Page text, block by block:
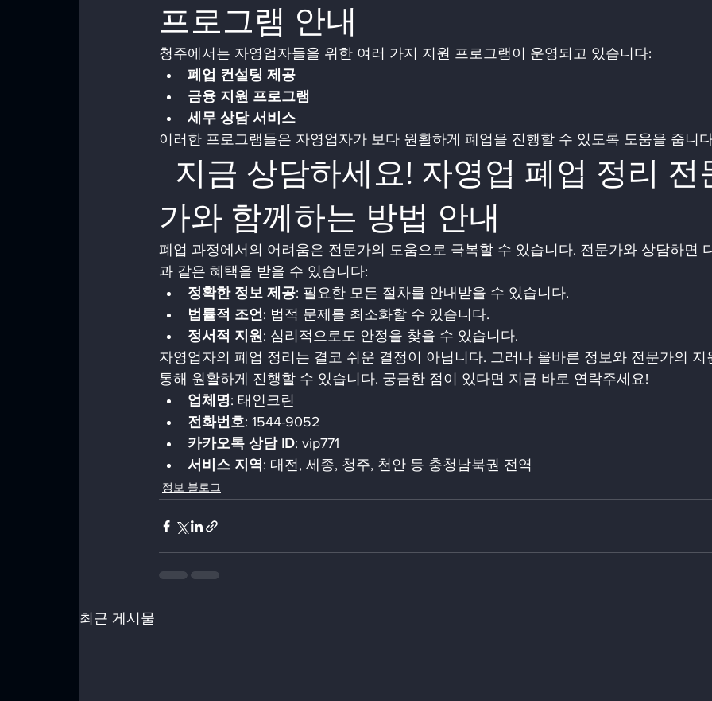
프로그램 안내
청주에서는 자영업자들을 위한 여러 가지 지원 프로그램이 운영되고 있습니다:
폐업 컨설팅 제공
금융 지원 프로그램
세무 상담 서비스
이러한 프로그램들은 자영업자가 보다 원활하게 폐업을 진행할 수 있도록 도움을 줍니
가와 함께하는 방법 안내
폐업 과정에서의 어려움은 전문가의 도움으로 극복할 수 있습니다. 전문가와 상담하면
과 같은 혜택을 받을 수 있습니다:
정확한 정보 제공: 필요한 모든 절차를 안내받을 수 있습니다.
법률적 조언: 법적 문제를 최소화할 수 있습니다.
정서적 지원: 심리적으로도 안정을 찾을 수 있습니다.
자영업자의 폐업 정리는 결코 쉬운 결정이 아닙니다. 그러나 올바른 정보와 전문가의
통해 원활하게 진행할 수 있습니다. 궁금한 점이 있다면 지금 바로 연락주세요!
업체명: 태인크린
전화번호: 1544-9052
카카오톡 상담 ID: vip771
서비스 지역 : 대전, 세종, 청주, 천안 등 충청남북권 전역
정보 블로그
최근 게시물